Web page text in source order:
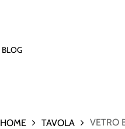
BLOG
HOME TAVOLA VETRO